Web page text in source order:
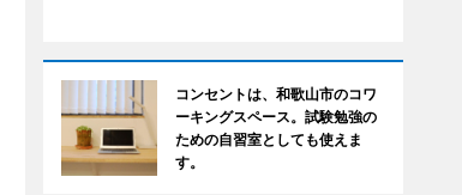
コンセントは、和歌山市のコワ
ーキングスペース。試験勉強の
ための自習室としても使えま
す。